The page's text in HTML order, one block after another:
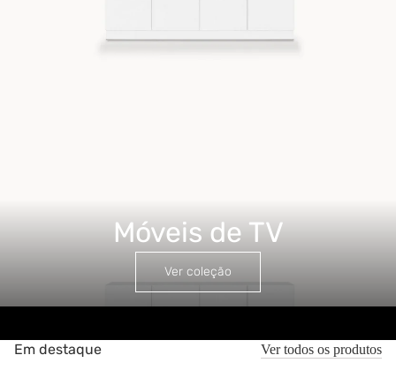
Móveis de TV
Ver coleção
Em destaque Ver todos os produtos